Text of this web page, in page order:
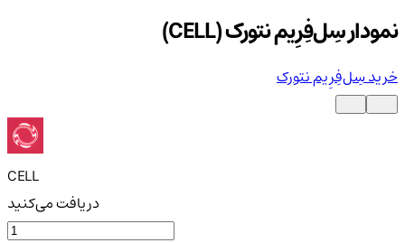
نمودار سِل‌فِرِیم نتورک (CELL)
خرید سِل‌فِرِیم نتورک
CELL
دریافت می‌کنید